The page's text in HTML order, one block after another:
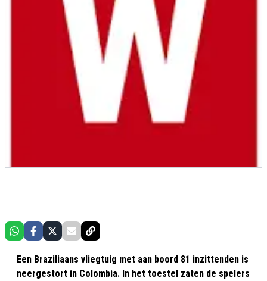
Een Braziliaans vliegtuig met aan boord 81 inzittenden is
neergestort in Colombia. In het toestel zaten de spelers